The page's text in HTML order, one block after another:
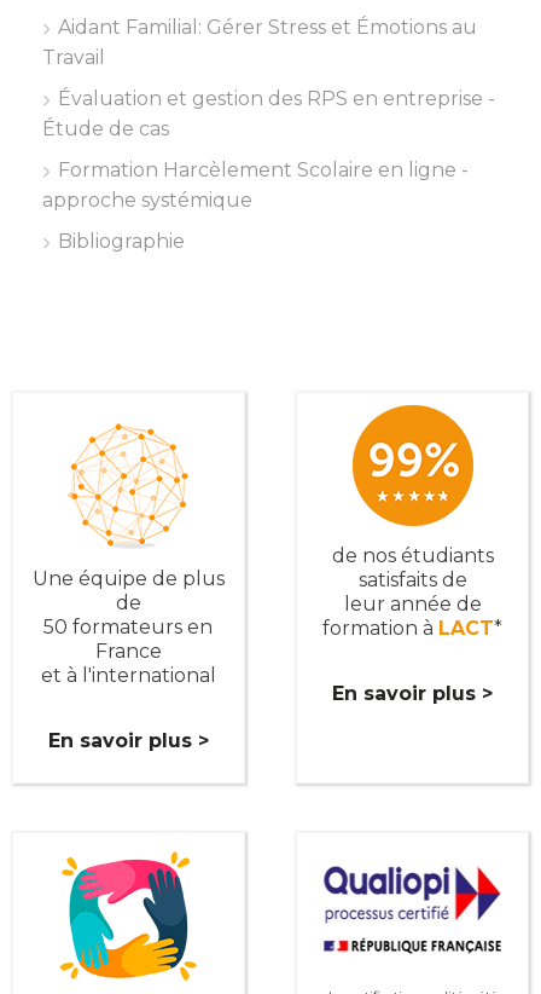
Aidant Familial: Gérer Stress et Émotions au
Travail
Évaluation et gestion des RPS en entreprise -
Étude de cas
Formation Harcèlement Scolaire en ligne -
approche systémique
Bibliographie
Une équipe de plus
de
50 formateurs en
France
et à l'international
En savoir plus >
de nos étudiants
satisfaits de
leur année de
formation à LACT*
En savoir plus >